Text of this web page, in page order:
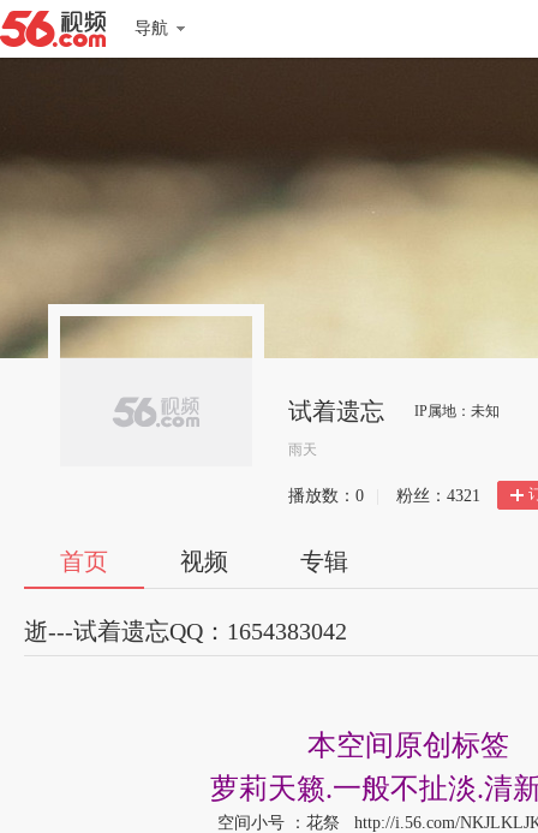
导航
试着遗忘 IP属地：未知
雨天
播放数： 0 粉丝： 4321
首页 视频 专辑
逝---试着遗忘QQ：1654383042
本空间原创标签
萝莉天籁.一般不扯淡.清
空间小号 ：花祭 http://i.56.com/